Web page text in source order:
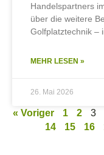
Handelspartners
über die weitere
Golfplatztechnik –
MEHR LESEN »
26. Mai 2026
« Voriger 1 2 3
14
15 16